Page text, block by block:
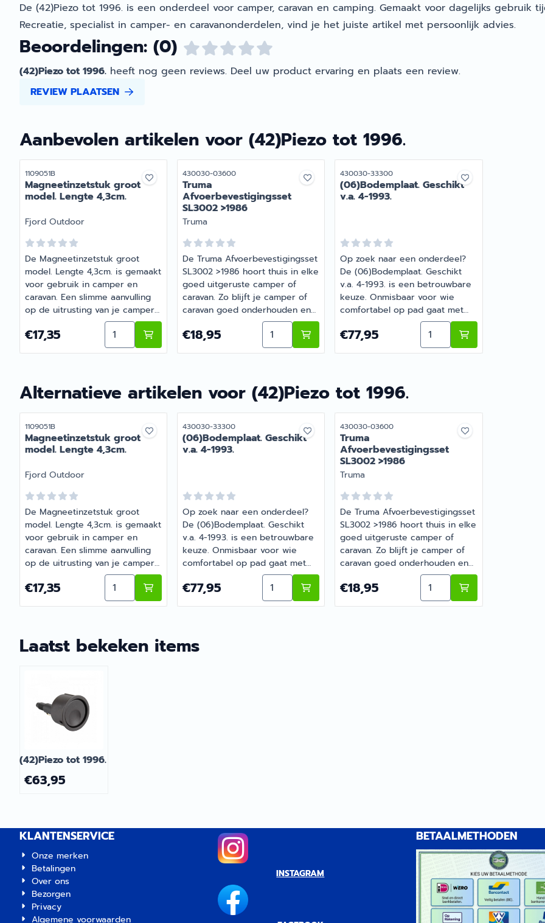
De (42)Piezo tot 1996. is een onderdeel voor camper, caravan en camping. Gemaakt voor dagelijks gebruik
Recreatie, specialist in camper- en caravanonderdelen, vind je het juiste artikel met persoonlijk advies.
Beoordelingen: (0)
(42)Piezo tot 1996. heeft nog geen reviews. Deel uw product ervaring en plaats een review.
REVIEW PLAATSEN
Aanbevolen artikelen voor (42)Piezo tot 1996.
Artikelnummer
1109051B
Magneetinzetstuk groot
model. Lengte 4,3cm.
Merk:
Fjord Outdoor
De Magneetinzetstuk groot
model. Lengte 4,3cm. is gemaakt
voor gebruik in camper en
caravan. Een slimme aanvulling
op de uitrusting van je camper
of caravan. Barsema Recreatie
levert camper-, caravan- en
campingonderdelen met
Prijs: 17,35
€17,35 Aantal kiezen voor Magneetinzetstuk groot model. Lengte 4,3cm.
Artikelnummer
430030-03600
Truma
Afvoerbevestigingsset
SL3002 >1986
Merk:
Truma
De Truma Afvoerbevestigingsset
SL3002 >1986 hoort thuis in elke
goed uitgeruste camper of
caravan. Zo blijft je camper of
caravan goed onderhouden en
compleet. Heb je vragen over
de juiste keuze? Barsema
Recreatie denkt graag met je
Prijs: 18,95
€18,95 Aantal kiezen voor Truma Afvoerbevestigingsset SL3002
Artikelnummer
430030-33300
(06)Bodemplaat. Geschikt
v.a. 4-1993.
Op zoek naar een onderdeel?
De (06)Bodemplaat. Geschikt
v.a. 4-1993. is een betrouwbare
keuze. Onmisbaar voor wie
comfortabel op pad gaat met
de camper of caravan. Bestel dit
onderdeel eenvoudig online bij
Barsema Recreatie, jouw
Prijs: 77,95
€77,95 Aantal kiezen voor
Alternatieve artikelen voor (42)Piezo tot 1996.
Artikelnummer
1109051B
Magneetinzetstuk groot
model. Lengte 4,3cm.
Merk:
Fjord Outdoor
De Magneetinzetstuk groot
model. Lengte 4,3cm. is gemaakt
voor gebruik in camper en
caravan. Een slimme aanvulling
op de uitrusting van je camper
of caravan. Barsema Recreatie
levert camper-, caravan- en
campingonderdelen met
Prijs: 17,35
€17,35 Aantal kiezen voor Magneetinzetstuk groot model. Lengte 4,3cm.
Artikelnummer
430030-33300
(06)Bodemplaat. Geschikt
v.a. 4-1993.
Op zoek naar een onderdeel?
De (06)Bodemplaat. Geschikt
v.a. 4-1993. is een betrouwbare
keuze. Onmisbaar voor wie
comfortabel op pad gaat met
de camper of caravan. Bestel dit
onderdeel eenvoudig online bij
Barsema Recreatie, jouw
Prijs: 77,95
€77,95 Aantal kiezen voor (06)Bodemplaat. Geschikt v.a. 4-1993.
Artikelnummer
430030-03600
Truma
Afvoerbevestigingsset
SL3002 >1986
Merk:
Truma
De Truma Afvoerbevestigingsset
SL3002 >1986 hoort thuis in elke
goed uitgeruste camper of
caravan. Zo blijft je camper of
caravan goed onderhouden en
compleet. Heb je vragen over
de juiste keuze? Barsema
Recreatie denkt graag met je
Prijs: 18,95
€18,95 Aantal kiezen voor Truma
Laatst bekeken items
(42)Piezo tot 1996.
€63,95
KLANTENSERVICE
Onze merken
Betalingen
Over ons
Bezorgen
Privacy
Algemene voorwaarden
INSTAGRAM
BETAALMETHODEN